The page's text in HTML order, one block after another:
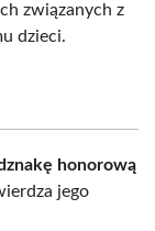
związanych z
dzieci.
honorową
jego